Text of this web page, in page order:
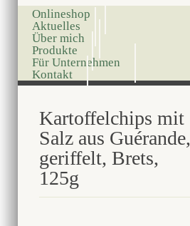
Onlineshop
Aktuelles
Über mich
Produkte
Für Unternehmen
Kontakt
Kartoffelchips mit
Salz aus Guérande,
geriffelt, Brets,
125g